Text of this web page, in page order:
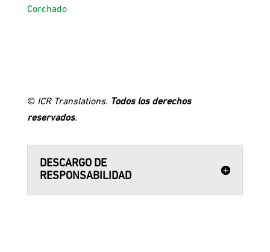
Corchado
© ICR Translations. Todos los derechos
reservados.
DESCARGO DE
RESPONSABILIDAD